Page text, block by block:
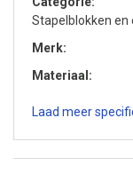
Stapelblokken en
Merk
Materiaal
Laad meer